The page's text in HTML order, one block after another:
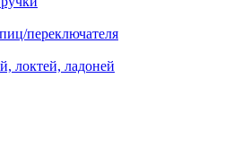
переключателя
локтей, ладоней